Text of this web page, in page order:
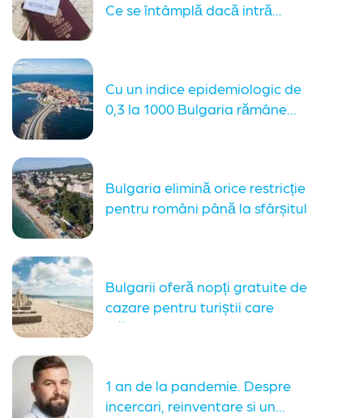
Ce se întâmplă dacă intră...
Cu un indice epidemiologic de
0,3 la 1000 Bulgaria rămâne...
Bulgaria elimină orice restricție
pentru români până la sfârșitul
Bulgarii oferă nopți gratuite de
cazare pentru turiștii care
plătesc...
1 an de la pandemie. Despre
incercari, reinventare si un...